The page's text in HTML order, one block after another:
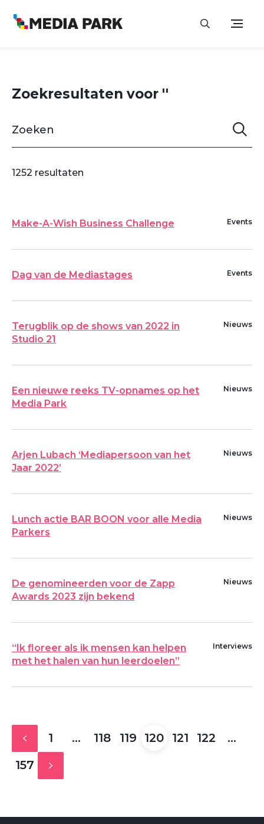
Zoekresultaten voor ''
1252 resultaten
Make-A-Wish Business Challenge Events
Dag van de Mediastages Events
Terugblik op de shows van 2022 in
Studio 21
Nieuws
Een nieuwe reeks TV-opnames op het
Media Park
Nieuws
Arjen Lubach ‘Mediapersoon van het
Jaar 2022’
Nieuws
Lunch actie BAR BOON voor alle Media
Parkers
Nieuws
De genomineerden voor de Zapp
Awards 2023 zijn bekend
Nieuws
“Ik floreer als ik mensen kan helpen
met het halen van hun leerdoelen”
Interviews
1 … 118 119 120 121 122
…
157